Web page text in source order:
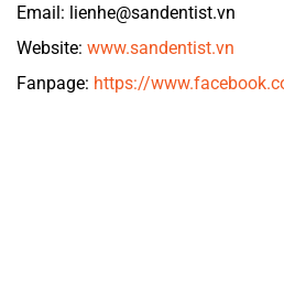
Email: lienhe@sandentist.vn
Website: www.sandentist.vn
Fanpage: https://